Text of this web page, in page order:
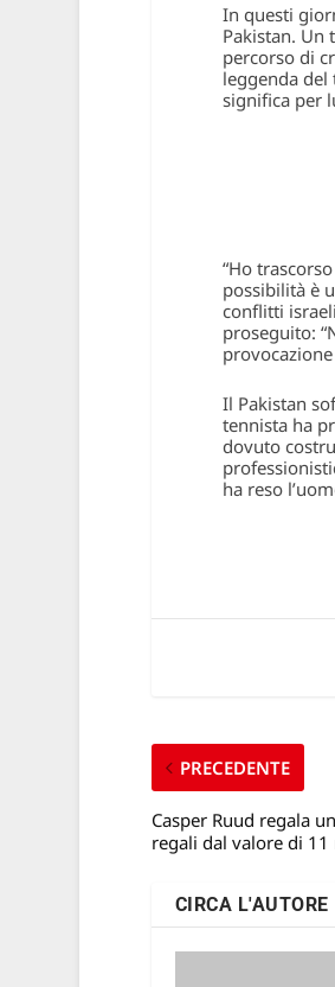
In questi
Pakistan. Un
percorso di
leggenda del
significa per
“Ho
possibilità è
conflitti
proseguito:
Il Pakistan
tennista ha
dovuto
ha reso
PRECEDENTE
Casper Ruud regala
regali dal valore di
CIRCA L'AUTORE